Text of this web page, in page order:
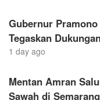
Gubernur
Tegaskan
1 day ago
Mentan Amran
Sawah di Semarang